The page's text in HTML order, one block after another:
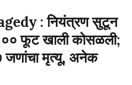
: नियंत्रण सुटून
फूट खाली कोसळली;
जणांचा मृत्यू, अनेक